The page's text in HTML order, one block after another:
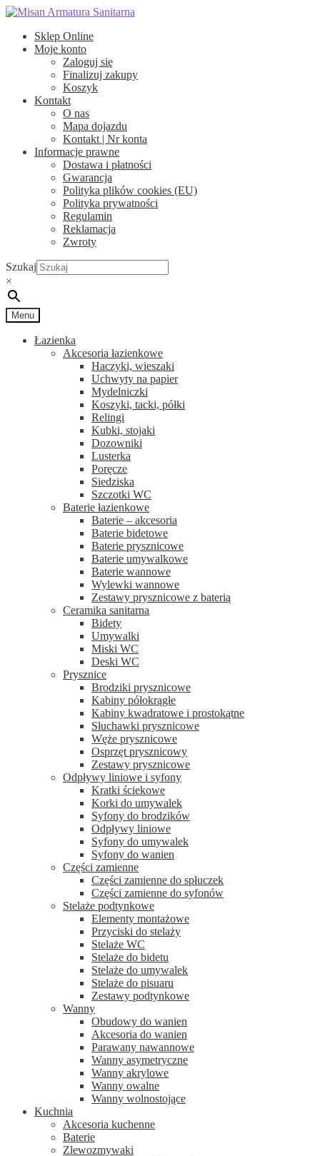
Przejdź
nawigacji
Przejdź
treści
Sklep Online
Moje konto
Zaloguj się
Finalizuj zakupy
Koszyk
Kontakt
O nas
Mapa dojazdu
Kontakt | Nr konta
Informacje prawne
Dostawa i płatności
Gwarancja
Polityka plików cookies (EU)
Polityka prywatności
Regulamin
Reklamacja
Zwroty
Szukaj
×
Menu
Łazienka
Akcesoria łazienkowe
Haczyki, wieszaki
Uchwyty na papier
Mydelniczki
Koszyki, tacki, półki
Relingi
Kubki, stojaki
Dozowniki
Lusterka
Poręcze
Siedziska
Szczotki WC
Baterie łazienkowe
Baterie – akcesoria
Baterie bidetowe
Baterie prysznicowe
Baterie umywalkowe
Baterie wannowe
Wylewki wannowe
Zestawy prysznicowe z baterią
Ceramika sanitarna
Bidety
Umywalki
Miski WC
Deski WC
Prysznice
Brodziki prysznicowe
Kabiny półokrągłe
Kabiny kwadratowe i prostokątne
Słuchawki prysznicowe
Węże prysznicowe
Osprzęt prysznicowy
Zestawy prysznicowe
Odpływy liniowe i syfony
Kratki ściekowe
Korki do umywalek
Syfony do brodzików
Odpływy liniowe
Syfony do umywalek
Syfony do wanien
Części zamienne
Części zamienne do spłuczek
Części zamienne do syfonów
Stelaże podtynkowe
Elementy montażowe
Przyciski do stelaży
Stelaże WC
Stelaże do bidetu
Stelaże do umywalek
Stelaże do pisuaru
Zestawy podtynkowe
Wanny
Obudowy do wanien
Akcesoria do wanien
Parawany nawannowe
Wanny asymetryczne
Wanny akrylowe
Wanny owalne
Wanny wolnostojące
Kuchnia
Akcesoria kuchenne
Baterie
Zlewozmywaki